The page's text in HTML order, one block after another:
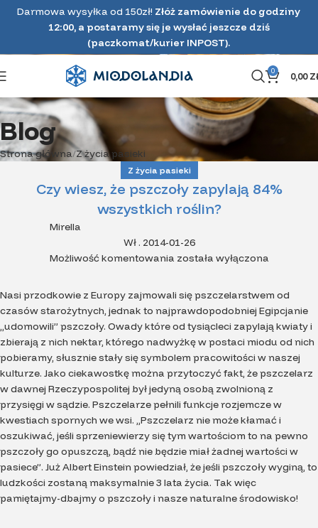
Darmowa wysyłka od 150zł! Złóż zamówienie do godziny
12:00, a postaramy się je wysłać jeszcze dziś
(paczkomat/kurier INPOST).
0 0,00
Blog
Strona główna Z życia pasieki
Z życia pasieki
Czy wiesz, że pszczoły zapylają 84%
wszystkich roślin?
Mirella
Wł . 2014-01-26
Możliwość komentowania została wyłączona
Nasi przodkowie z Europy zajmowali się pszczelarstwem od
czasów starożytnych, jednak to najprawdopodobniej Egipcjanie
„udomowili” pszczoły. Owady które od tysiącleci zapylają kwiaty i
zbierają z nich nektar, którego nadwyżkę w postaci miodu od nich
pobieramy, słusznie stały się symbolem pracowitości w naszej
kulturze. Jako ciekawostkę można przytoczyć fakt, że pszczelarz
w dawnej Rzeczypospolitej był jedyną osobą zwolnioną z
przysięgi w sądzie. Pszczelarze pełnili funkcje rozjemcze w
kwestiach spornych we wsi. „Pszczelarz nie może kłamać i
oszukiwać, jeśli sprzeniewierzy się tym wartościom to na pewno
pszczoły go opuszczą, bądź nie będzie miał żadnej wartości w
pasiece”. Już Albert Einstein powiedział, że jeśli pszczoły wyginą, to
ludzkości zostaną maksymalnie 3 lata życia. Tak więc
pamiętajmy-dbajmy o pszczoły i nasze naturalne środowisko!